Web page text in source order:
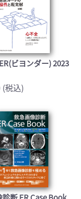
ビヨンダー) 2023
(税込)